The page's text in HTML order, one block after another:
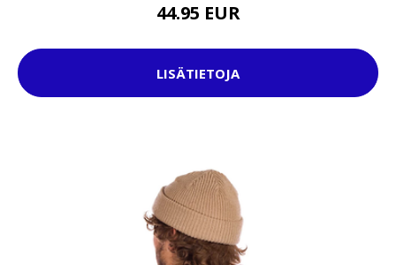
44.95 EUR
LISÄTIETOJA